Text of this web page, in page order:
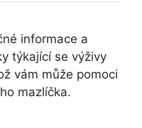
informace a
týkající se výživy
vám může pomoci
mazlíčka.